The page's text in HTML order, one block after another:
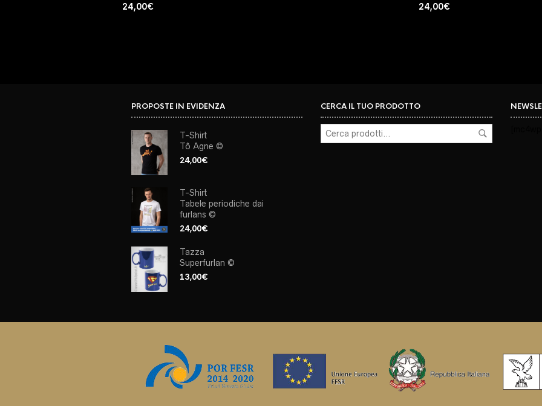
24,00€ 24,00€
PROPOSTE IN EVIDENZA
T-Shirt
Tô Agne ©
24,00€
T-Shirt
Tabele periodiche dai
furlans ©
24,00€
Tazza
Superfurlan ©
13,00€
CERCA IL TUO PRODOTTO